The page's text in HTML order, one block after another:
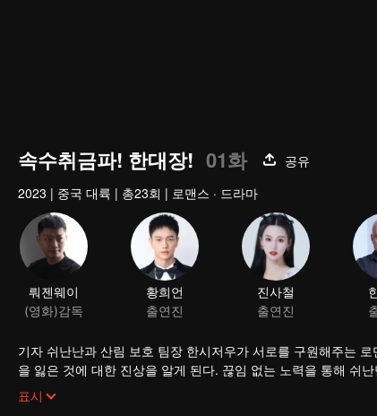
속수취금파! 한대장! 01화
공유
2023 | 중국 대륙 | 총23회 | 로맨스 · 드라마
뤄젠웨이
(영화)감독
황희언
출연진
진사철
출연진
기자 쉬난난과 산림 보호 팀장 한시저우가 서로를 구원해주는
을 잃은 것에 대한 진상을 알게 된다. 끊임 없는 노력을 통해 쉬
이다.
표시